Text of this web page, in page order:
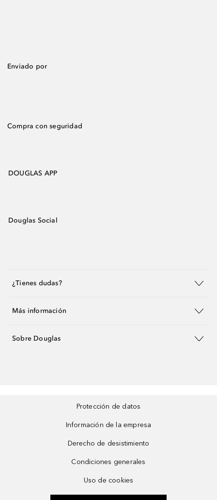
Enviado por
Compra con seguridad
DOUGLAS APP
Douglas Social
¿Tienes dudas?
Más información
Sobre Douglas
Protección de datos
Información de la empresa
Derecho de desistimiento
Condiciones generales
Uso de cookies